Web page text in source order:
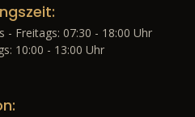
- Freitags: 07:30 - 18:00 Uhr
10:00 - 13:00 Uhr